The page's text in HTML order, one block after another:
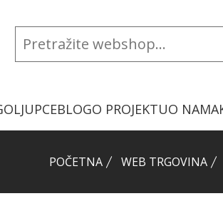
BLOGO PROJEKTUO NAMA
POČETNA WEB TRGOVINA